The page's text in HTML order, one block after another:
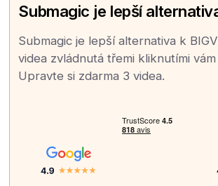
Submagic je lepší
Submagic je lepší alternativa k
videa zvládnutá třemi kliknutími
Upravte si zdarma 3 videa.